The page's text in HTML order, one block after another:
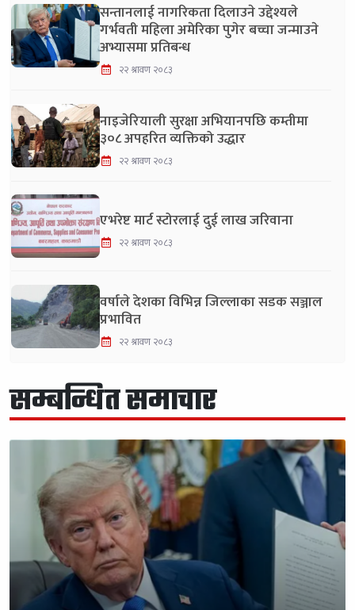
सन्तानलाई नागरिकता दिलाउने उद्देश्यले
गर्भवती महिला अमेरिका पुगेर बच्चा जन्माउने
अभ्यासमा प्रतिबन्ध
२२ श्रावण २०८३
नाइजेरियाली सुरक्षा अभियानपछि कम्तीमा
३०८ अपहरित व्यक्तिको उद्धार
२२ श्रावण २०८३
एभरेष्ट मार्ट स्टोरलाई दुई लाख जरिवाना
२२ श्रावण २०८३
वर्षाले देशका विभिन्न जिल्लाका सडक सञ्जाल
प्रभावित
२२ श्रावण २०८३
सम्बन्धित समाचार